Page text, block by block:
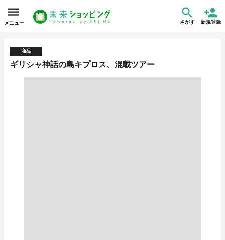
メニュー さがす 新規登録
商品
ギリシャ神話の島キプロス、混載ツアー